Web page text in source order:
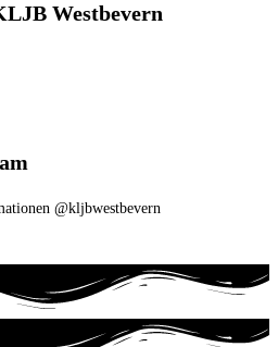
Westbevern
@kljbwestbevern